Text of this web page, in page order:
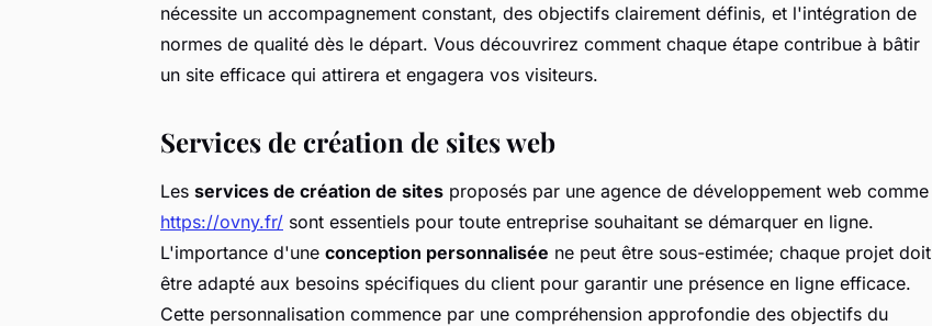
nécessite un accompagnement constant, des objectifs clairement définis, et l'intégration de
normes de qualité dès le départ. Vous découvrirez comment chaque étape contribue à bâtir
un site efficace qui attirera et engagera vos visiteurs.
Services de création de sites web
Les services de création de sites proposés par une agence de développement web comme
https://ovny.fr/ sont essentiels pour toute entreprise souhaitant se démarquer en ligne.
L'importance d'une conception personnalisée ne peut être sous-estimée; chaque projet doit
être adapté aux besoins spécifiques du client pour garantir une présence en ligne efficace.
Cette personnalisation commence par une compréhension approfondie des objectifs du